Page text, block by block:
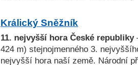
Králický Sněžník
11. nejvyšší hora České republiky
424 m) stejnojmenného 3.
nejvyšší hora naší země. Národní